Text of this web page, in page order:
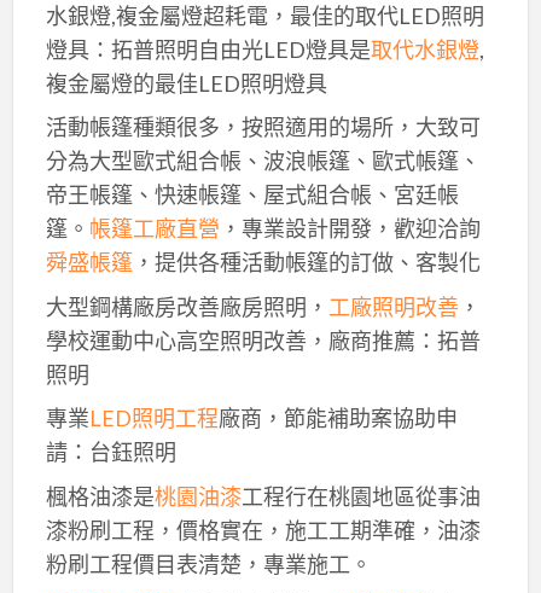
水銀燈,複金屬燈超耗電，最佳的取代LED照明
燈具：拓普照明自由光LED燈具是取代水銀燈,
複金屬燈的最佳LED照明燈具
活動帳篷種類很多，按照適用的場所，大致可
分為大型歐式組合帳、波浪帳篷、歐式帳篷、
帝王帳篷、快速帳篷、屋式組合帳、宮廷帳
篷。 帳篷工廠直營 ，專業設計開發，歡迎洽詢
舜盛帳篷，提供各種活動帳篷的訂做、客製化
大型鋼構廠房改善廠房照明， 工廠照明改善，
學校運動中心高空照明改善，廠商推薦：拓普
照明
專業LED照明工程廠商，節能補助案協助申
請：台鈺照明
楓格油漆是桃園油漆工程行在桃園地區從事油
漆粉刷工程，價格實在，施工工期準確，油漆
粉刷工程價目表清楚，專業施工。